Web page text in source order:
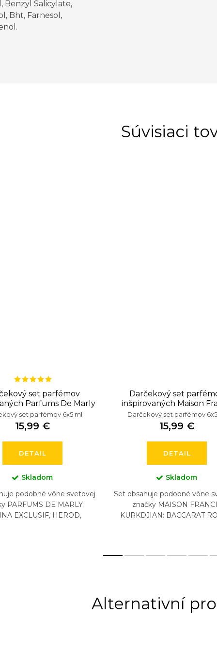
Benzyl Salicylate,
Bht, Farnesol,
Súvisiaci
set parfémov
Parfums De Marly
set parfémov 6x5 ml
15,99 €
DETAIL
Skladom
podobné vône svetovej
PARFUMS DE MARLY:
EXCLUSIF, HEROD,
Darčekový set
inšpirovaných Maison
Kurkdjian
Darčekový set parfémov
15,99 €
DETAIL
Skladom
Set obsahuje podobné vône
značky MAISON
KURKDJIAN: BACCARAT